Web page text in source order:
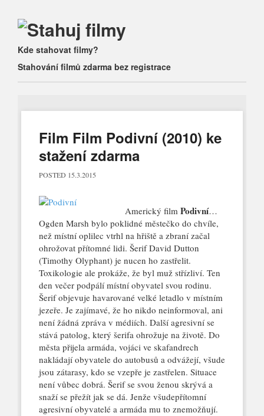
Main menu
Skip
to
content
Kde stahovat filmy?
Stahování filmů zdarma bez registrace
Film Film Podivní (2010) ke
stažení zdarma
POSTED 15.3.2015
Americký film Podivní…
Ogden Marsh bylo poklidné městečko do chvíle,
než místní oplilec vtrhl na hřiště a zbraní začal
ohrožovat přítomné lidi. Šerif David Dutton
(Timothy Olyphant) je nucen ho zastřelit.
Toxikologie ale prokáže, že byl muž střízliví. Ten
den večer podpálí místní obyvatel svou rodinu.
Šerif objevuje havarované velké letadlo v místním
jezeře. Je zajímavé, že ho nikdo neinformoval, ani
není žádná zpráva v médiích. Další agresivní se
stává patolog, který šerifaohrožuje na životě. Do
města přijela armáda, vojáci ve skafandrech
nakládají obyvatele do autobusů a odvážejí, všude
jsou zátarasy, kdo se vzepře je zastřelen. Situace
není vůbec dobrá. Šerif se svou ženou skrývá a
snaží se přežít jak se dá. Jenže všudepřítomní
agresivní obyvatelé a armáda mu to znemožňují.